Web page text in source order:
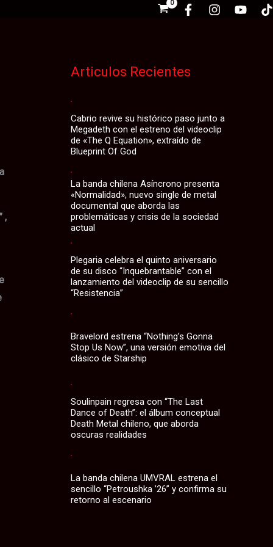
,
Articulos Recientes
Cabrio revive su histórico paso junto a
Megadeth con el estreno del videoclip
de «The Q Equation», extraído de
Blueprint Of God
La banda chilena Asíncrono presenta
«Normalidad», nuevo single de metal
documental que aborda las
problemáticas y crisis de la sociedad
actual
Plegaria celebra el quinto aniversario
de su disco “Inquebrantable” con el
lanzamiento del videoclip de su sencillo
“Resistencia”
Bravelord estrena “Nothing’s Gonna
Stop Us Now”, una versión emotiva del
clásico de Starship
Soulinpain regresa con “The Last
Dance of Death”: el álbum conceptual
Death Metal chileno, que aborda
oscuras realidades
La banda chilena UMVRAL estrena el
sencillo “Petroushka ’26” y confirma su
retorno al escenario